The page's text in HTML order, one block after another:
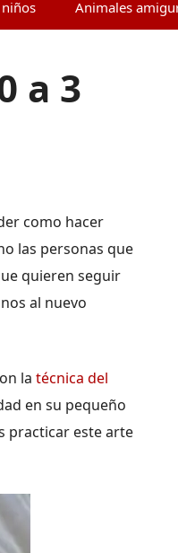
Animales
a 3
como hacer
las personas que
quieren seguir
al nuevo
la técnica del
en su pequeño
practicar este arte